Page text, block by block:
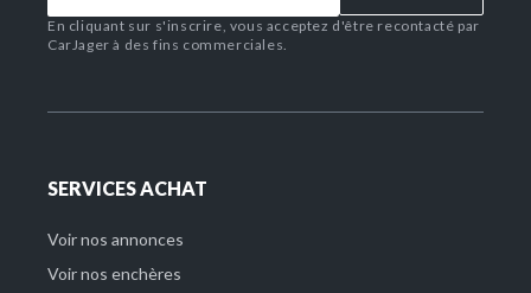
En cliquant sur s'inscrire, vous acceptez d'être recontacté par
CarJager à des fins commerciales.
SERVICES ACHAT
Voir nos annonces
Voir nos enchères